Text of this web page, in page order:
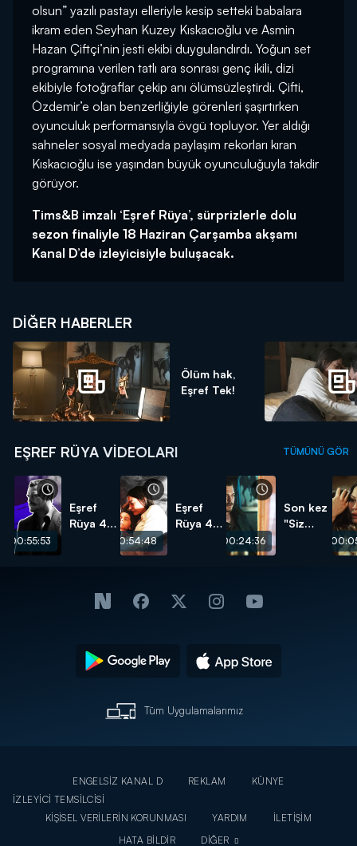
olsun” yazılı pastayı elleriyle kesip setteki babalara
ikram eden Seyhan Kuzey Kıskacıoğlu ve Asmin
Hazan Çiftçi’nin jesti ekibi duygulandırdı. Yoğun set
programına verilen tatlı ara sonrası genç ikili, dizi
ekibiyle fotoğraflar çekip anı ölümsüzleştirdi. Çifti,
Özdemir’e olan benzerliğiyle görenleri şaşırtırken
oyunculuk performansıyla övgü topluyor. Yer aldığı
sahneler sosyal medyada paylaşım rekorları kıran
Kıskacıoğlu ise yaşından büyük oyunculuğuyla takdir
görüyor.
Tims&B imzalı ‘Eşref Rüya’, sürprizlerle dolu
sezon finaliyle 18 Haziran Çarşamba akşamı
Kanal D’de izleyicisiyle buluşacak.
DIĞER HABERLER
Ölüm hak,
Eşref Tek!
EŞREF RÜYA VIDEOLARI TÜMÜNÜ GÖR
00:55:53
Eşref
Rüya 47.
00:54:48
Eşref
Rüya 47.
00:24:36
Son kez
"Siz
Tüm Uygulamalarımız
ENGELSİZ KANAL D REKLAM
KÜNYE
İZLEYİCİ TEMSİLCİSİ
KİŞİSEL VERİLERİN KORUNMASI
YARDIM
İLETİŞİM
HATA BİLDİR
DİĞER